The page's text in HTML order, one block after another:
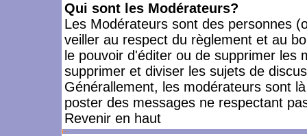
Qui sont les Modérateurs?
Les Modérateurs sont des personnes
veiller au respect du règlement et au
le pouvoir d'éditer ou de supprimer les
supprimer et diviser les sujets de
Générallement, les modérateurs sont
poster des messages ne respectant
Revenir en haut